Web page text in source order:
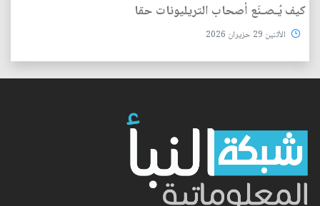
كيف يُـصـنَع أصحاب التريليونات حقا
الأثنين 29 حزيران 2026